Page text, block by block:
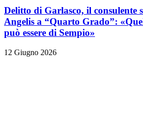
Delitto di Garlasco, il consulente
Angelis a “Quarto Grado”:
può essere di Sempio»
12 Giugno 2026